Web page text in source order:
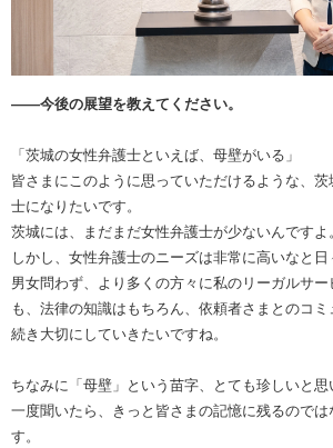
――今後の展望を教えてください。
「茨城の女性弁護士といえば、母壁がいる」
皆さまにこのように思っていただけるような、
士になりたいです。
茨城には、まだまだ女性弁護士が少ないんですよ
しかし、女性弁護士のニーズは非常に高いなと日
男女問わず、より多くの方々に私のリーガルサー
も、法律の知識はもちろん、依頼者さまとのコミ
続き大切にしていきたいですね。
ちなみに「母壁」という苗字、とても珍しいと思
一度聞いたら、きっと皆さまの記憶に残るのでは
す。